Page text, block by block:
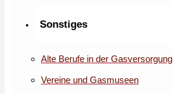
Sonstiges
Alte Berufe in der Gasversorgung
Vereine und Gasmuseen